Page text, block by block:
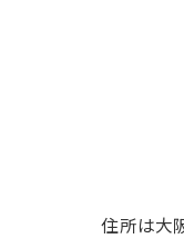
住所は大